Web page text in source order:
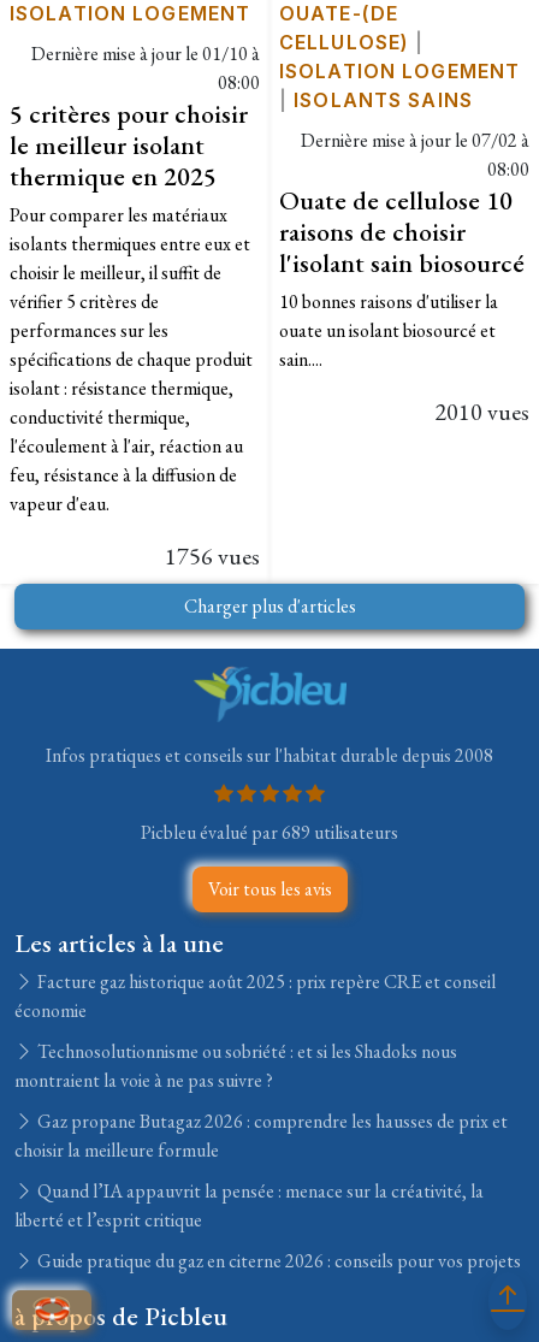
ISOLATION LOGEMENT
Dernière mise à jour le01/10 à
08:00
5 critères pour choisir
le meilleur isolant
thermique en 2025
Pour comparer les matériaux
isolants thermiques entre eux et
choisir le meilleur, il suffit de
vérifier 5 critères de
performances sur les
spécifications de chaque produit
isolant : résistance thermique,
conductivité thermique,
l'écoulement à l'air, réaction au
feu, résistance à la diffusion de
vapeur d'eau.
1756 vues
OUATE-(DE
CELLULOSE)
ISOLATION LOGEMENT
ISOLANTS SAINS
Dernière mise à jour le07/02 à
08:00
Ouate de cellulose 10
raisons de choisir
l'isolant sain biosourcé
10 bonnes raisons d'utiliser la
ouate un isolant biosourcé et
sain....
2010 vues
Charger plus d'articles
Infos pratiques et conseils sur l'habitat durable depuis 2008
Picbleu évalué par 689 utilisateurs
Voir tous les avis
Les articles à la une
Facture gaz historique août 2025 : prix repère CRE et conseil
économie
Technosolutionnisme ou sobriété : et si les Shadoks nous
montraient la voie à ne pas suivre ?
Gaz propane Butagaz 2026 : comprendre les hausses de prix et
choisir la meilleure formule
Quand l’IA appauvrit la pensée : menace sur la créativité, la
liberté et l’esprit critique
Guide pratique du gaz en citerne 2026 : conseils pour vos projets
à propos de Picbleu